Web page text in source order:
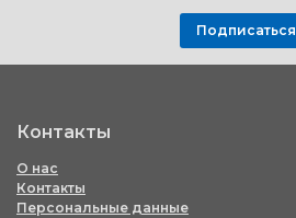
Подписаться
Контакты
О нас
Контакты
Персональные данные